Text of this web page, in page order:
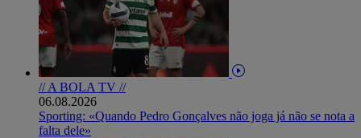
// A BOLA TV //
06.08.2026
Sporting: «Quando Pedro Gonçalves não joga já não se nota a
falta dele»